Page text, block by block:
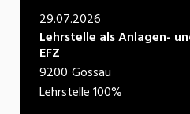
Natur
Verkehr/Logistik
Wirtschaft/Verwaltung
29.07.2026
Lehrstelle als Anlagen-
EFZ
9200 Gossau
Lehrstelle100%